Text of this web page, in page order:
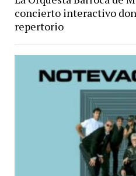
concierto interactivo
repertorio